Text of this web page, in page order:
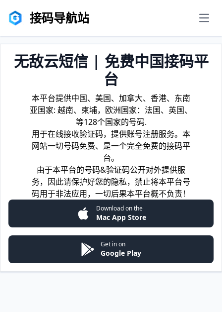
接码导航站
无敌云短信 | 免费中国接码平
台
本平台提供中国、美国、加拿大、香港、东南
亚国家: 越南、柬埔，欧洲国家：法国、英国、
等128个国家的号码.
用于在线接收验证码，提供账号注册服务。本
网站一切号码免费、是一个完全免费的接码平
台。
由于本平台的号码&验证码公开对外提供服
务，因此请保护好您的隐私，禁止将本平台号
码用于非法应用，一切后果本平台概不负责！
Download on the
Mac App Store
Get in on
Google Play